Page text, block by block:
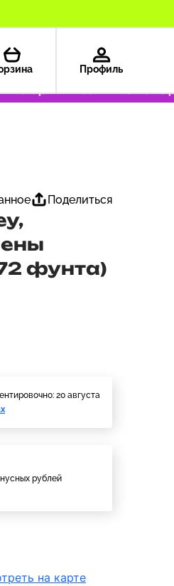
Профиль
оригинальные товары
Поделиться
фунта)
20 августа
рублей
на карте